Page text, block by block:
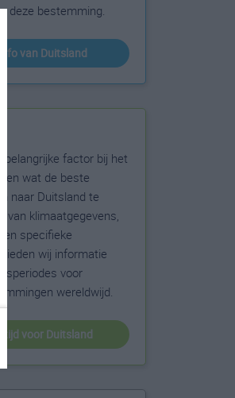
deze bestemming.
van Duitsland
factor bij het
wat de beste
naar Duitsland te
van klimaatgegevens,
specifieke
bieden wij informatie
voor
wereldwijd.
voor Duitsland